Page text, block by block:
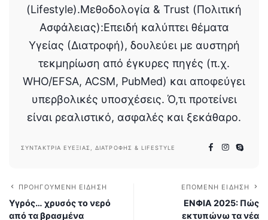
(Lifestyle).Μεθοδολογία & Trust (Πολιτική
Ασφάλειας):Επειδή καλύπτει θέματα
Υγείας (Διατροφή), δουλεύει με αυστηρή
τεκμηρίωση από έγκυρες πηγές (π.χ.
WHO/EFSA, ACSM, PubMed) και αποφεύγει
υπερβολικές υποσχέσεις. Ό,τι προτείνει
είναι ρεαλιστικό, ασφαλές και ξεκάθαρο.
ΣΥΝΤΆΚΤΡΙΑ ΕΥΕΞΊΑΣ, ΔΙΑΤΡΟΦΉΣ & LIFESTYLE
ΠΡΟΗΓΟΎΜΕΝΗ ΕΊΔΗΣΗ
Υγρός… χρυσός το νερό
από τα βρασμένα
ΕΠΌΜΕΝΗ ΕΊΔΗΣΗ
ΕΝΦΙΑ 2025: Πώς
εκτυπώνω τα νέα